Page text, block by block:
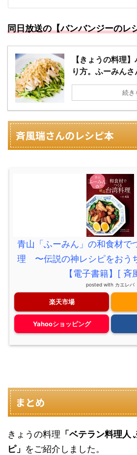
同日放送の【バンバンジーのレ
【きょうの料理
り方。ふーみんさ
続き
斉風瑞さんのレシピ本
青山「ふーみん」の和食材で
理 〜伝説の神レシピをおう
【電子書籍】[ 斉
posted with カエレバ
楽天市場
Yahooショッピング
まとめ
きょうの料理 「ベテラン料理人
ピ」 をご紹介しました。